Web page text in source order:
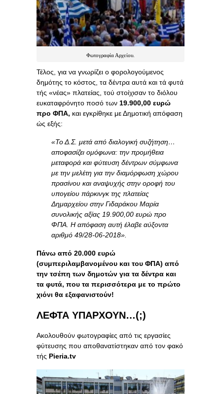
Φωτογραφία Αρχείου.
Τέλος, για να γνωρίζει ο φορολογούμενος
δημότης το κόστος, τα δέντρα αυτά και τά φυτά
τής «νέας» πλατείας, τού στοίχισαν το διόλου
ευκαταφρόνητο ποσό των 19.900,00 ευρώ
προ ΦΠΑ, και εγκρίθηκε με Δημοτική απόφαση
ώς εξής:
«Το Δ.Σ. μετά από διαλογική συζήτηση…
αποφασίζει ομόφωνα: την προμήθεια
μεταφορά και φύτευση δέντρων σύμφωνα
με την μελέτη για την διαμόρφωση χώρου
πρασίνου και αναψυχής στην οροφή του
υπογείου πάρκινγκ της πλατείας
Δημαρχείου στην Γιδαράκου Μαρία
συνολικής αξίας 19.900,00 ευρώ προ
ΦΠΑ. Η απόφαση αυτή έλαβε αύξοντα
αριθμό 49/28-06-2018».
Πάνω από 20.000 ευρώ
(συμπεριλαμβανομένου και του ΦΠΑ) από
την τσέπη των δημοτών για τα δέντρα και
τα φυτά, που τα περισσότερα με το πρώτο
χιόνι θα εξαφανιστούν!
ΛΕΦΤΑ ΥΠΑΡΧΟΥΝ…(;)
Ακολουθούν φωτογραφίες από τις εργασίες
φύτευσης που αποθανατίστηκαν από τον φακό
τής Pieria.tv